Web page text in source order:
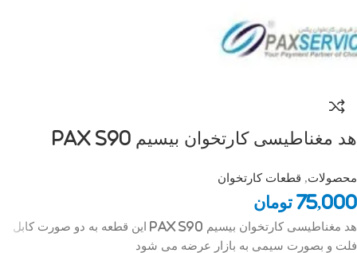
هد مغناطیسی کارتخوان بیسیم Pax s90
محصولات قطعات کارتخوان
75,000 تومان
هد مغناطیسی کارتخوان بیسیم Pax s90 این قطعه به دو صورت کابل
فلت و بصورت سیمی به بازار عرضه می شود